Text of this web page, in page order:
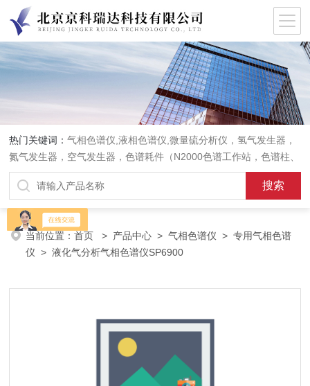
热门关键词：气相色谱仪,液相色谱仪,微量硫分析仪，氢气发生器，
氮气发生器，空气发生器，色谱耗件（N2000色谱工作站，色谱柱、
阀件、进样器、色谱担体），顶空进样器，热解析仪，紫外分光光度
计，原子吸收分光光度计，傅立叶红外光谱仪，分析天平等常规实验
室产品。
当前位置：首页 > 产品中心 >气相色谱仪 >专用气相色谱
仪 > 液化气分析气相色谱仪SP6900